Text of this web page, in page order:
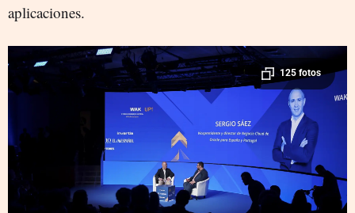
aplicaciones.
125 fotos